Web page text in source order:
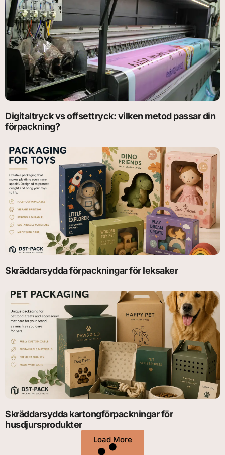
Digitaltryck vs offsettryck: vilken metod passar din
förpackning?
Skräddarsydda förpackningar för leksaker
Skräddarsydda kartongförpackningar för
husdjursprodukter
Load More